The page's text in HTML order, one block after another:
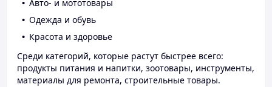
Авто- и мототовары
Одежда и обувь
Красота и здоровье
Среди категорий, которые растут быстрее всего:
продукты питания и напитки, зоотовары, инструменты,
материалы для ремонта, строительные товары.